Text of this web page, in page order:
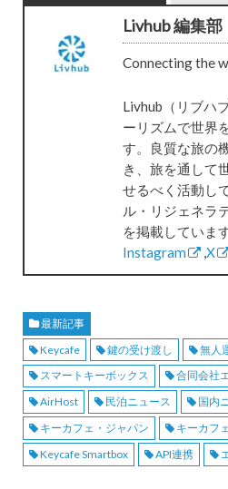
Livhub 編集部
Connecting the
Livhub（リブハ
ーリズムで世界
す。良質な旅の
き、旅を通して
せるべく活動し
ル・リジェネラ
を掲載しています
Instagram
,X
最新記事
Keycafe
鍵の受け渡し 無人
スマートキーボックス
合同会社
AirHost
民泊ニュース 国内
キーカフェ・ジャパン
キーカフ
Keycafe Smartbox
API連携